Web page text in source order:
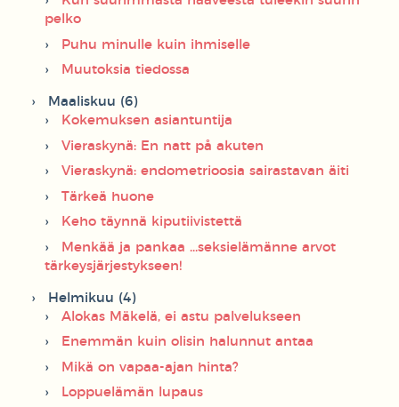
pelko
Puhu minulle kuin ihmiselle
Muutoksia tiedossa
Maaliskuu (6)
Kokemuksen asiantuntija
Vieraskynä: En natt på akuten
Vieraskynä: endometrioosia sairastavan äiti
Tärkeä huone
Keho täynnä kiputiivistettä
Menkää ja pankaa ...seksielämänne arvot
tärkeysjärjestykseen!
Helmikuu (4)
Alokas Mäkelä, ei astu palvelukseen
Enemmän kuin olisin halunnut antaa
Mikä on vapaa-ajan hinta?
Loppuelämän lupaus